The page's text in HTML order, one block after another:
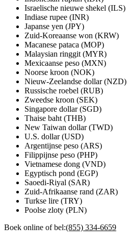
Israelische nieuwe shekel (ILS)
Indiase rupee (INR)
Japanse yen (JPY)
Zuid-Koreaanse won (KRW)
Macanese pataca (MOP)
Malaysian ringgit (MYR)
Mexicaanse peso (MXN)
Noorse kroon (NOK)
Nieuw-Zeelandse dollar (NZD)
Russische roebel (RUB)
Zweedse kroon (SEK)
Singapore dollar (SGD)
Thaise baht (THB)
New Taiwan dollar (TWD)
U.S. dollar (USD)
Argentijnse peso (ARS)
Filippijnse peso (PHP)
Vietnamese dong (VND)
Egyptisch pond (EGP)
Saoedi-Riyal (SAR)
Zuid-Afrikaanse rand (ZAR)
Turkse lire (TRY)
Poolse zloty (PLN)
Boek online of bel:(855) 334-6659